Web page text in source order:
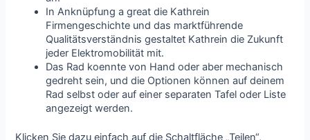
In Anknüpfung a great die Kathrein
Firmengeschichte und das marktführende
Qualitätsverständnis gestaltet Kathrein die Zukunft
jeder Elektromobilität mit.
Das Rad koennte von Hand oder aber mechanisch
gedreht sein, und die Optionen können auf deinem
Rad selbst oder auf einer separaten Tafel oder Liste
angezeigt werden.
Klicken Sie dazu einfach auf die Schaltfläche „Teilen“,